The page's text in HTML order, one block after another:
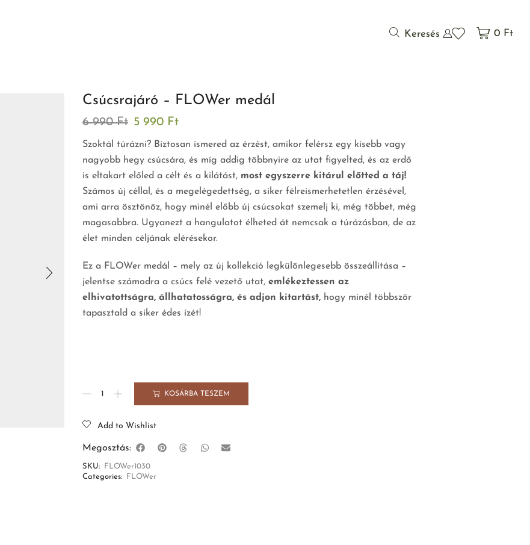
Keresés 0 Ft
Csúcsrajáró – FLOWer medál
6 990Ft 5 990 Ft
Szoktál túrázni? Biztosan ismered az érzést, amikor felérsz egy kisebb vagy
nagyobb hegy csúcsára, és míg addig többnyire az utat figyelted, és az erdő
is eltakart előled a célt és a kilátást, most egyszerre kitárul előtted a táj!
Számos új céllal, és a megelégedettség, a siker félreismerhetetlen érzésével,
ami arra ösztönöz, hogy minél előbb új csúcsokat szemelj ki, még többet, még
magasabbra. Ugyanezt a hangulatot élheted át nemcsak a túrázásban, de az
élet minden céljának elérésekor.
Ez a FLOWer medál – mely az új kollekció legkülönlegesebb összeállítása –
jelentse számodra a csúcs felé vezető utat, emlékeztessen az
elhivatottságra, állhatatosságra, és adjon kitartást, hogy minél többször
tapasztald a siker édes ízét!
KOSÁRBA TESZEM
Add to Wishlist
Megosztás:
SKU:
FLOWer1030
Categories:
FLOWer